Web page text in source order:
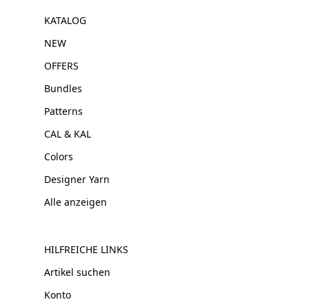
KATALOG
NEW
OFFERS
Bundles
Patterns
CAL & KAL
Colors
Designer Yarn
Alle anzeigen
HILFREICHE LINKS
Artikel suchen
Konto